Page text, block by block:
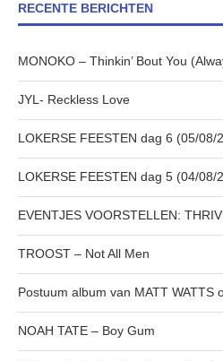
RECENTE BERICHTEN
MONOKO – Thinkin’ Bout You
JYL- Reckless Love
LOKERSE FEESTEN dag 6 (05/08/
LOKERSE FEESTEN dag 5 (04/08/
EVENTJES VOORSTELLEN:
TROOST – Not All Men
Postuum album van MATT WATTS
NOAH TATE – Boy Gum